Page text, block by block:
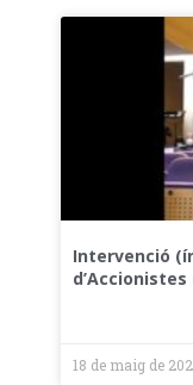
Intervenció
d’Accionistes
18 de maig de